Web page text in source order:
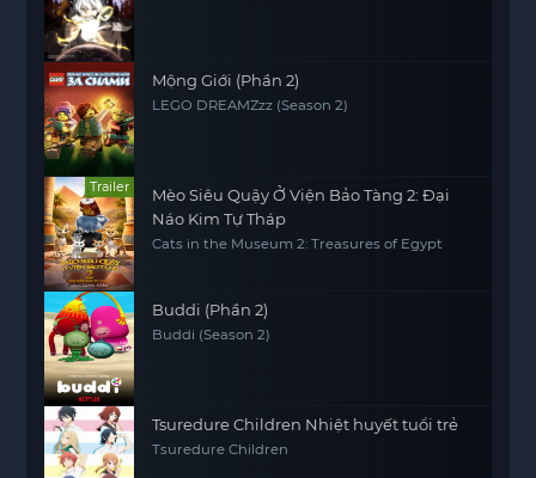
Mộng Giới (Phần 2)
LEGO DREAMZzz (Season 2)
Trailer
Mèo Siêu Quậy Ở Viện Bảo Tàng 2: Đại
Náo Kim Tự Tháp
Cats in the Museum 2: Treasures of Egypt
Buddi (Phần 2)
Buddi (Season 2)
Tsuredure Children Nhiệt huyết tuổi trẻ
Tsuredure Children